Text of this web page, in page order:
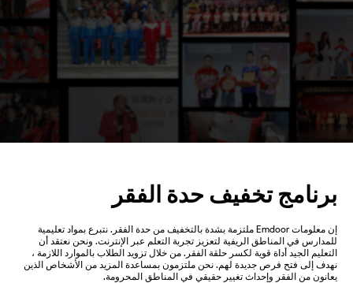
برنامج تخفيف حدة الفقر
إن معلومات Emdoor ملتزمة بشدة بالتخفيف من حدة الفقر. نتبرع بمواد تعليمية
للمدارس في المناطق الريفية لتعزيز تجربة التعلم عبر الإنترنت. ونحن نعتقد أن
التعليم الجيد أداة قوية لكسر حلقة الفقر. من خلال تزويد الطلاب بالموارد اللازمة ،
نهدف إلى فتح فرص جديدة لهم. نحن ملتزمون بمساعدة المزيد من الأشخاص الذين
يعانون من الفقر وإحداث تغيير حقيقي في المناطق المحرومة.